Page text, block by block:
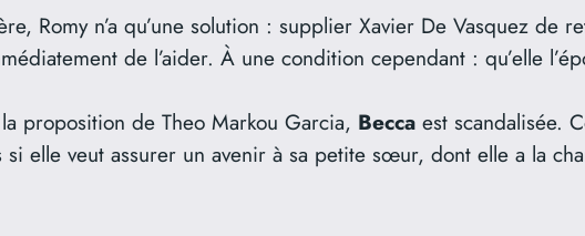
Romy n’a qu’une solution : supplier Xavier De Vasquez de
de l’aider. À une condition cependant : qu’elle
proposition de Theo Markou Garcia, Becca est scandalisée.
elle veut assurer un avenir à sa petite sœur, dont elle a la